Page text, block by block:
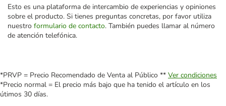
Esto es una plataforma de intercambio de experiencias y opiniones
sobre el producto. Si tienes preguntas concretas, por favor utiliza
nuestro formulario de contacto. También puedes llamar al número
de atención telefónica.
*PRVP = Precio Recomendado de Venta al Público ** Ver condiciones
*Precio normal = El precio más bajo que ha tenido el artículo en los
útimos 30 días.